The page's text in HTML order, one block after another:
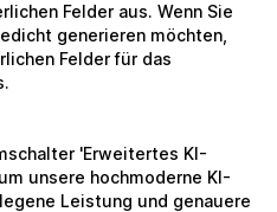
Felder aus. Wenn Sie
generieren möchten,
Felder für das
'Erweitertes KI-
unsere hochmoderne KI-
Leistung und genauere